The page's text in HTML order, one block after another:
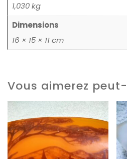
1,030 kg
Dimensions
16 × 15 × 11 cm
Vous aimerez